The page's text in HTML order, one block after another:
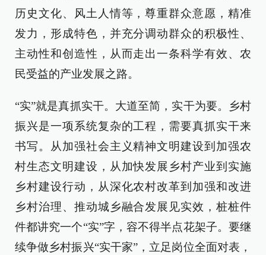
历史文化、风土人情等，尊重群众意愿，精准
发力，形成特色，并充分调动群众的积极性、
主动性和创造性，从而走出一条科学有效、农
民受益的产业发展之路。
“实”就是真抓实干。大道至简，实干为要。乡村
振兴是一项系统复杂的工程，需要真抓实干来
书写。从加强社会主义精神文明建设到加强农
村生态文明建设，从加快发展乡村产业到实施
乡村建设行动，从深化农村改革到加强和改进
乡村治理、推动城乡融合发展见实效，桩桩件
件都讲究一个“实”字，容不得半点花架子。要继
续争做乡村振兴“实干家”，立足岗位全面对表，